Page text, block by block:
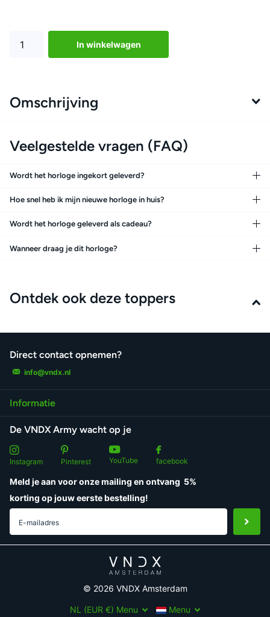
In winkelwagen
Omschrijving
Veelgestelde vragen (FAQ)
Wordt het horloge ingekort geleverd?
Hoe snel heb ik mijn nieuwe horloge in huis?
Wordt het horloge geleverd als cadeau?
Wanneer draag je dit horloge?
Ontdek ook deze toppers
Direct contact opnemen?
info@vndx.nl
Informatie
De VNDX Army wacht op je
Instagram Pinterest YouTube facebook
Meld je aan voor onze mailing en ontvang 5%
korting op jouw eerste bestelling!
© 2026 VNDX Amsterdam
NL (EUR €) Menu Menu